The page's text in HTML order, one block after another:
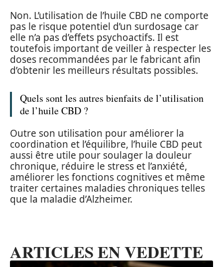
Non. L’utilisation de l’huile CBD ne comporte
pas le risque potentiel d’un surdosage car
elle n’a pas d’effets psychoactifs. Il est
toutefois important de veiller à respecter les
doses recommandées par le fabricant afin
d’obtenir les meilleurs résultats possibles.
Quels sont les autres bienfaits de l’utilisation
de l’huile CBD ?
Outre son utilisation pour améliorer la
coordination et l’équilibre, l’huile CBD peut
aussi être utile pour soulager la douleur
chronique, réduire le stress et l’anxiété,
améliorer les fonctions cognitives et même
traiter certaines maladies chroniques telles
que la maladie d’Alzheimer.
ARTICLES EN VEDETTE